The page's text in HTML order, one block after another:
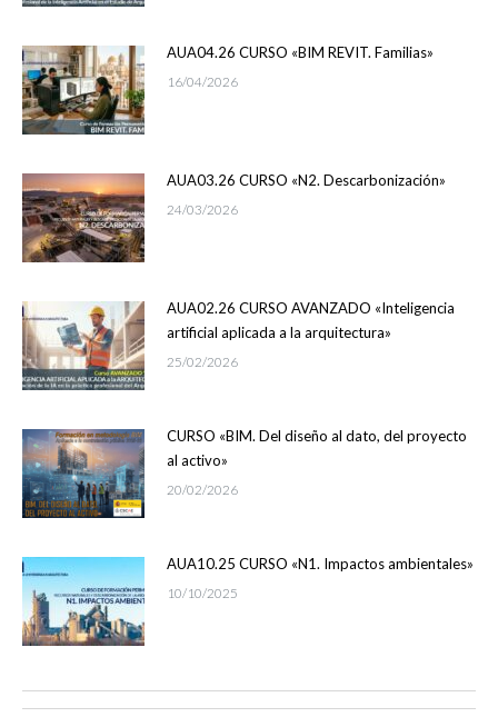
AUA04.26 CURSO «BIM REVIT. Familias»
16/04/2026
AUA03.26 CURSO «N2. Descarbonización»
24/03/2026
AUA02.26 CURSO AVANZADO «Inteligencia
artificial aplicada a la arquitectura»
25/02/2026
CURSO «BIM. Del diseño al dato, del proyecto
al activo»
20/02/2026
AUA10.25 CURSO «N1. Impactos ambientales»
10/10/2025